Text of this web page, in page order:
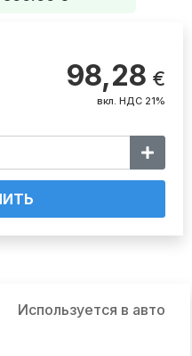
98,28 €
вкл. НДС 21%
Используется в авто